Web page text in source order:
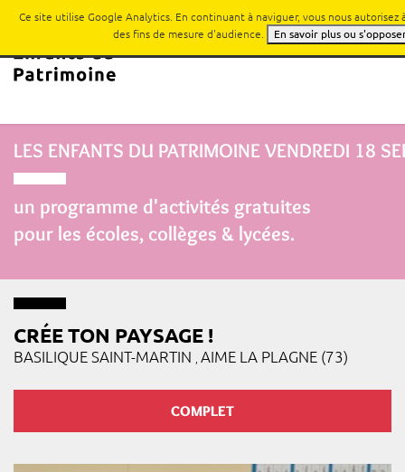
LES ENFANTS DU PATRIMOINE VENDREDI 18
un programme d'activités gratuites
pour les écoles, collèges & lycées.
CRÉE TON PAYSAGE !
BASILIQUE SAINT-MARTIN AIME LA PLAGNE (73)
COMPLET
Ce site utilise Google Analytics. En continuant à naviguer, vous nous autorisez
des fins de mesure d'audience.
En savoir plus ou